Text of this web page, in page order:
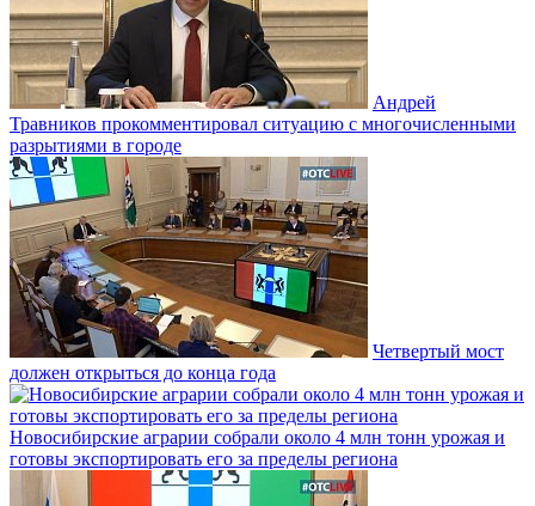
Андрей
Травников прокомментировал ситуацию с многочисленными
разрытиями в городе
Четвертый мост
должен открыться до конца года
Новосибирские аграрии собрали около 4 млн тонн урожая и
готовы экспортировать его за пределы региона